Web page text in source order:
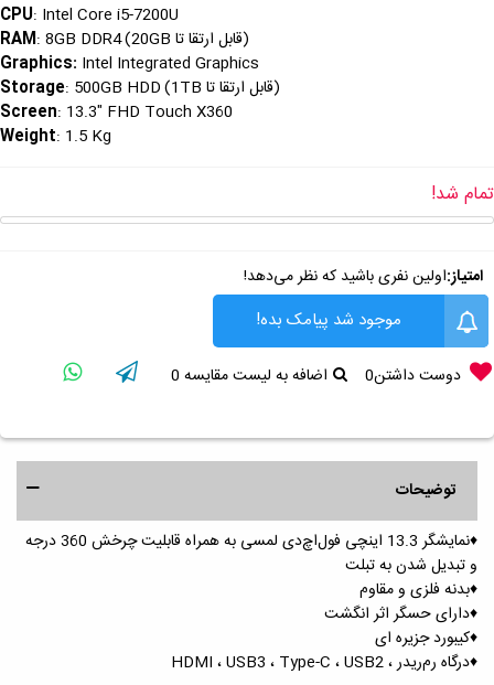
CPU: Intel Core i5-7200U
(قابل ارتقا تا 20GB)
RAM
: 8GB DDR4
Graphics: Intel Integrated Graphics
(قابل ارتقا تا 1TB)
: 500GB HDD
Screen: 13.3" FHD Touch X360
Weight: 1.5 Kg
تمام شد!
امتیاز:اولین نفری باشید که نظر می‌دهد!
موجود شد پیامک بده!
دوست داشتن0 اضافه به لیست مقایسه 0
توضیحات
♦️نمایشگر 13.3 اینچی فول‌اچ‌دی لمسی به همراه قابلیت چرخش 360 درجه
و تبدیل شدن به تبلت
♦️بدنه فلزی و مقاوم
♦️دارای حسگر اثر انگشت
♦️کیبورد جزیره ای
♦️درگاه رم‌ریدر ، HDMI ، USB3 ، Type-C ، USB2